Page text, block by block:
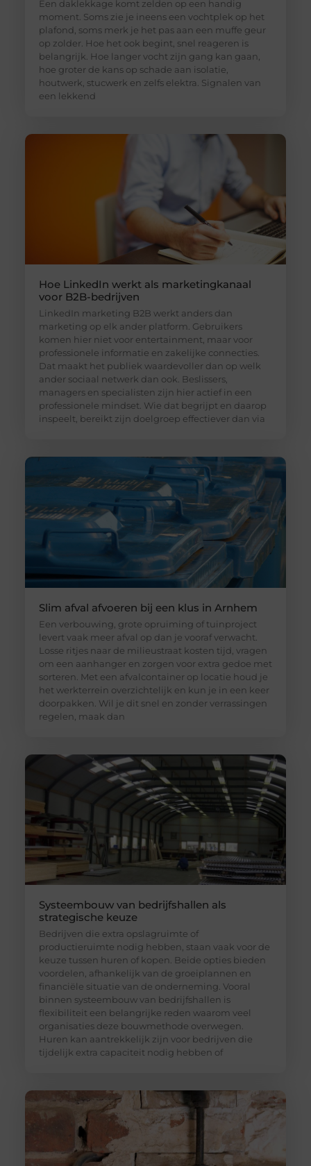
Een daklekkage komt zelden op een handig
moment. Soms zie je ineens een vochtplek op het
plafond, soms merk je het pas aan een muffe geur
op zolder. Hoe het ook begint, snel reageren is
belangrijk. Hoe langer vocht zijn gang kan gaan,
hoe groter de kans op schade aan isolatie,
houtwerk, stucwerk en zelfs elektra. Signalen van
een lekkend
Hoe LinkedIn werkt als marketingkanaal
voor B2B-bedrijven
LinkedIn marketing B2B werkt anders dan
marketing op elk ander platform. Gebruikers
komen hier niet voor entertainment, maar voor
professionele informatie en zakelijke connecties.
Dat maakt het publiek waardevoller dan op welk
ander sociaal netwerk dan ook. Beslissers,
managers en specialisten zijn hier actief in een
professionele mindset. Wie dat begrijpt en daarop
inspeelt, bereikt zijn doelgroep effectiever dan via
Slim afval afvoeren bij een klus in Arnhem
Een verbouwing, grote opruiming of tuinproject
levert vaak meer afval op dan je vooraf verwacht.
Losse ritjes naar de milieustraat kosten tijd, vragen
om een aanhanger en zorgen voor extra gedoe met
sorteren. Met een afvalcontainer op locatie houd je
het werkterrein overzichtelijk en kun je in een keer
doorpakken. Wil je dit snel en zonder verrassingen
regelen, maak dan
Systeembouw van bedrijfshallen als
strategische keuze
Bedrijven die extra opslagruimte of
productieruimte nodig hebben, staan vaak voor de
keuze tussen huren of kopen. Beide opties bieden
voordelen, afhankelijk van de groeiplannen en
financiële situatie van de onderneming. Vooral
binnen systeembouw van bedrijfshallen is
flexibiliteit een belangrijke reden waarom veel
organisaties deze bouwmethode overwegen.
Huren kan aantrekkelijk zijn voor bedrijven die
tijdelijk extra capaciteit nodig hebben of